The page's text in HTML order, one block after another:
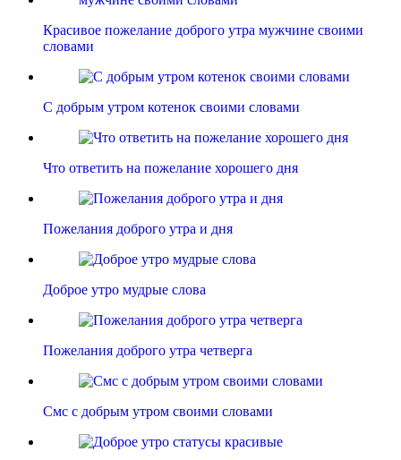
Красивое пожелание доброго утра мужчине своими
словами
С добрым утром котенок своими словами
Что ответить на пожелание хорошего дня
Пожелания доброго утра и дня
Доброе утро мудрые слова
Пожелания доброго утра четверга
Смс с добрым утром своими словами